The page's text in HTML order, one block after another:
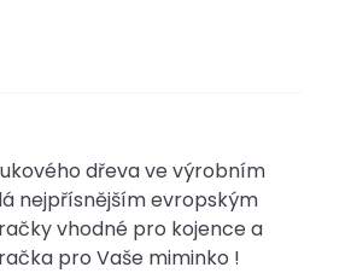
dřeva ve výrobním
nejpřísnějším evropským
vhodné pro kojence a
pro Vaše miminko !